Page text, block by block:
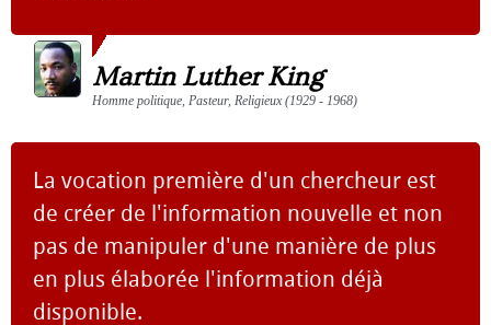
Martin Luther King
Homme politique, Pasteur, Religieux (1929 - 1968)
La vocation première d'un chercheur est
de créer de l'information nouvelle et non
pas de manipuler d'une manière de plus
en plus élaborée l'information déjà
disponible.